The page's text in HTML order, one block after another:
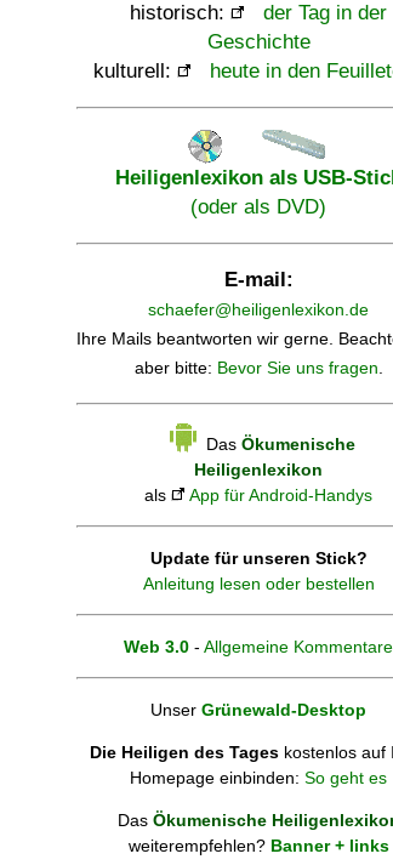
historisch:
der Tag in der
Geschichte
kulturell:
heute in den
Heiligenlexikon als USB-
(oder als DVD)
E-mail:
schaefer@heiligenlexikon.de
Ihre Mails beantworten wir gerne.
aber bitte: Bevor Sie uns fragen.
Das Ökumenische
Heiligenlexikon
als
App für Android-Handys
Update für unseren Stick?
Anleitung lesen oder bestellen
Web 3.0 - Allgemeine Kommentare
Unser Grünewald-Desktop
Die Heiligen des Tages kostenlos auf
Homepage einbinden: So geht es
Das Ökumenische
weiterempfehlen? Banner + links